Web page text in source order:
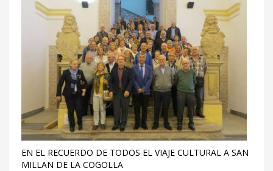
EN EL RECUERDO DE TODOS EL VIAJE CULTURAL A SAN
MILLAN DE LA COGOLLA